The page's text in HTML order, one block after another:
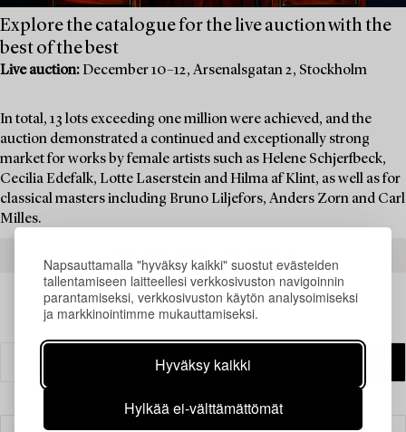
Napsauttamalla "hyväksy kaikki" suostut evästeiden
tallentamiseen laitteellesi verkkosivuston navigoinnin
parantamiseksi, verkkosivuston käytön analysoimiseksi
ja markkinointimme mukauttamiseksi.
Hyväksy kaikki
Hylkää ei-välttämättömät
Explore the catalogue for the live auction with the
best of the best
Live auction: December 10–12, Arsenalsgatan 2, Stockholm
In total, 13 lots exceeding one million were achieved, and the
auction demonstrated a continued and exceptionally strong
market for works by female artists such as Helene Schjerfbeck,
Cecilia Edefalk, Lotte Laserstein and Hilma af Klint, as well as for
classical masters including Bruno Liljefors, Anders Zorn and Carl
Milles.